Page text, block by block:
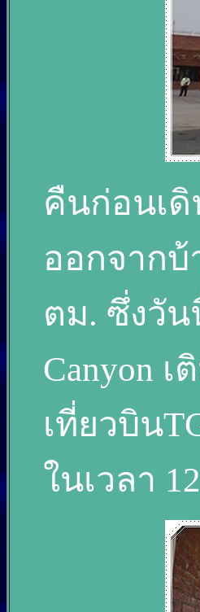
คืนก่อนเ
ออกจาก
ตม. ซึ่งวั
Canyon
เที่ยวบิน
ในเวลา